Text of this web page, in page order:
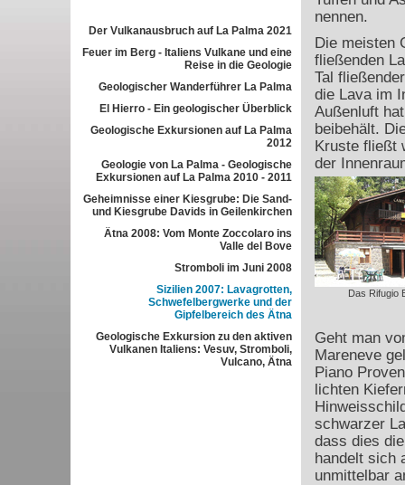
Der Vulkanausbruch auf La Palma 2021
Feuer im Berg - Italiens Vulkane und eine
Reise in die Geologie
Geologischer Wanderführer La Palma
El Hierro - Ein geologischer Überblick
Geologische Exkursionen auf La Palma
2012
Geologie von La Palma - Geologische
Exkursionen auf La Palma 2010 - 2011
Geheimnisse einer Kiesgrube: Die Sand-
und Kiesgrube Davids in Geilenkirchen
Ätna 2008: Vom Monte Zoccolaro ins
Valle del Bove
Stromboli im Juni 2008
Sizilien 2007: Lavagrotten,
Schwefelbergwerke und der
Gipfelbereich des Ätna
Geologische Exkursion zu den aktiven
Vulkanen Italiens: Vesuv, Stromboli,
Vulcano, Ätna
nennen.
Die meisten
fließenden
Tal
die Lava im
Außenluft
beibehält.
Kruste fließt
der
Das Rifugio
Geht man
Mareneve
Piano
lichten
schwarzer
dass dies
handelt sich
unmittelbar